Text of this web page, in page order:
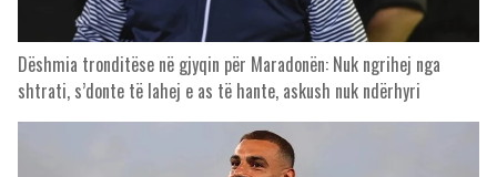
Dëshmia tronditëse në gjyqin për Maradonën: Nuk ngrihej nga
shtrati, s’donte të lahej e as të hante, askush nuk ndërhyri